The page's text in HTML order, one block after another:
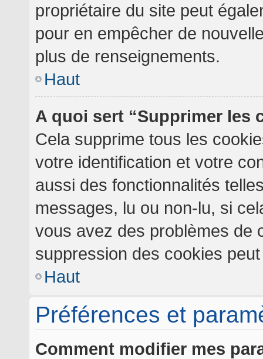
propriétaire du site peut
pour en empêcher de
plus de renseignements.
Haut
A quoi sert “Supprimer les
Cela supprime tous les
votre identification et votre
aussi des fonctionnalités
messages, lu ou non-lu, si
vous avez des problèmes de
suppression des cookies
Haut
Préférences et
Comment modifier mes